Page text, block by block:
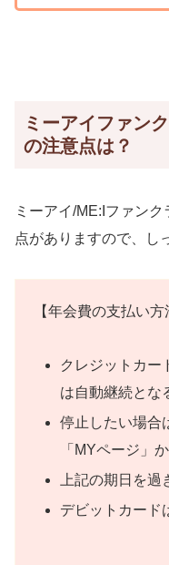
ミーアイファン
の注意点は？
ミーアイ/ME:Iファン
点がありますので、し
【年会費の支払い
クレジットカー
は自動継続とな
停止したい場合
「MYページ」
上記の期日を
デビットカード